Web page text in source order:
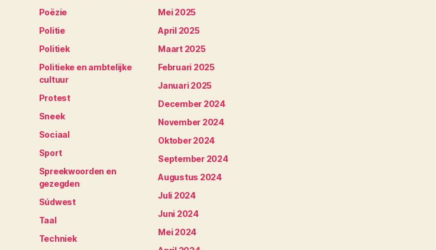
Poëzie
Politie
Politiek
Politieke en ambtelijke
cultuur
Protest
Sneek
Sociaal
Sport
Spreekwoorden en
gezegden
Súdwest
Taal
Techniek
Mei 2025
April 2025
Maart 2025
Februari 2025
Januari 2025
December 2024
November 2024
Oktober 2024
September 2024
Augustus 2024
Juli 2024
Juni 2024
Mei 2024